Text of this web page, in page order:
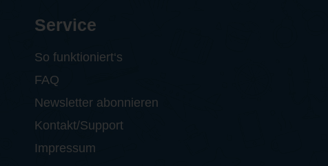
Service
So funktioniert‘s
FAQ
Newsletter abonnieren
Kontakt/Support
Impressum